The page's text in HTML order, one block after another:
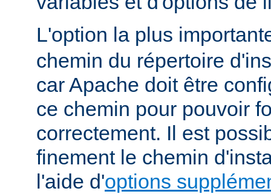
L'option la plus
chemin du répertoire
car Apache doit être
ce chemin pour pouvoir
correctement. Il est
finement le chemin
l'aide d'options